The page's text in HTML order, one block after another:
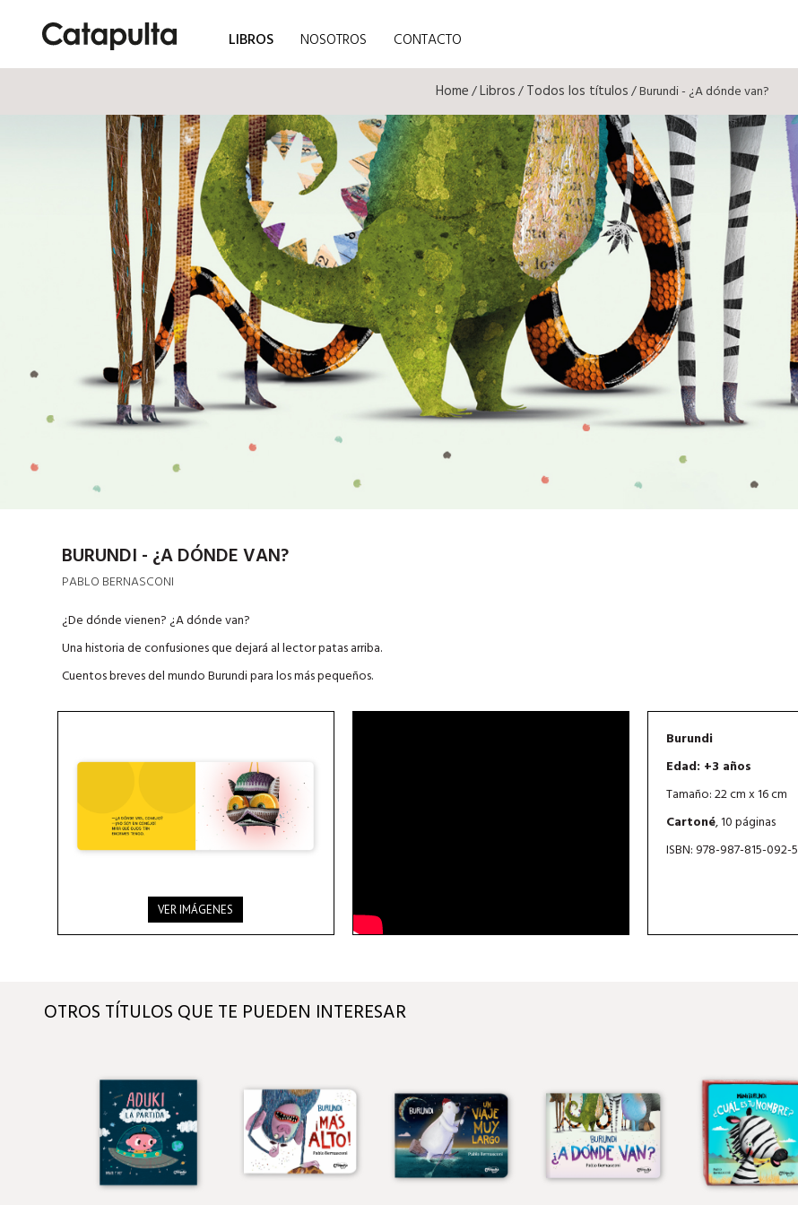
LIBROS NOSOTROS CONTACTO
Home/Libros/Todos los títulos/ Burundi - ¿A dónde van?
BURUNDI - ¿A DÓNDE VAN?
PABLO BERNASCONI
¿De dónde vienen? ¿A dónde van?
Una historia de confusiones que dejará al lector patas arriba.
Cuentos breves del mundo Burundi para los más pequeños.
VER IMÁGENES
Burundi
Edad: +3 años
Tamaño: 22 cm x 16 cm
Cartoné, 10 páginas
ISBN: 978-987-815-092-5
OTROS TÍTULOS QUE TE PUEDEN INTERESAR